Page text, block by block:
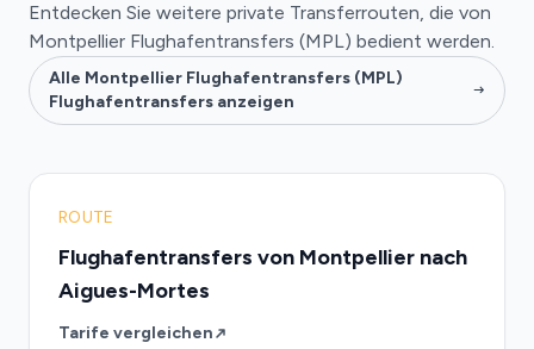
Entdecken Sie weitere private Transferrouten, die von
Montpellier Flughafentransfers (MPL) bedient werden.
Alle Montpellier Flughafentransfers (MPL)
Flughafentransfers anzeigen
ROUTE
Flughafentransfers von Montpellier nach
Aigues-Mortes
Tarife vergleichen